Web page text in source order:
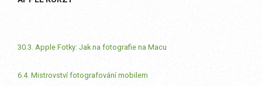
30.3. Apple Fotky: Jak na fotografie na Macu
6.4. Mistrovství fotografování mobilem